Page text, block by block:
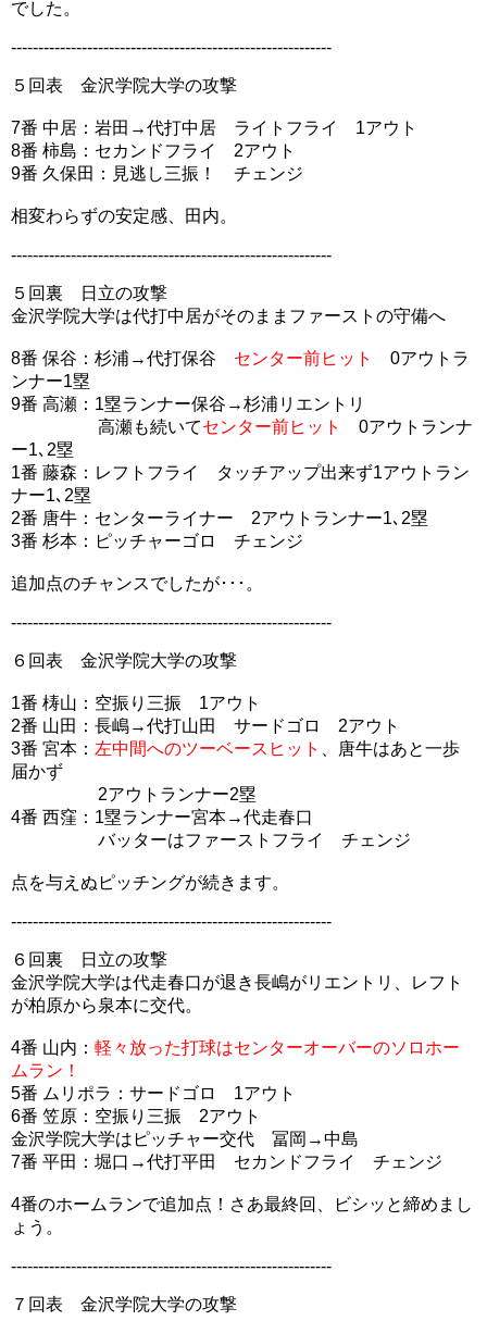
でした。
-----------------------------------------------------------
５回表 金沢学院大学の攻撃
7番 中居：岩田→代打中居 ライトフライ 1アウト
8番 柿島：セカンドフライ 2アウト
9番 久保田：見逃し三振！ チェンジ
相変わらずの安定感、田内。
-----------------------------------------------------------
５回裏 日立の攻撃
金沢学院大学は代打中居がそのままファーストの守備へ
8番 保谷：杉浦→代打保谷 センター前ヒット
0アウトラ
ンナー1塁
9番 高瀬：1塁ランナー保谷→杉浦リエントリ
高瀬も続いてセンター前ヒット
0アウトランナ
ー1､2塁
1番 藤森：レフトフライ タッチアップ出来ず1アウトラン
ナー1､2塁
2番 唐牛：センターライナー 2アウトランナー1､2塁
3番 杉本：ピッチャーゴロ チェンジ
追加点のチャンスでしたが･･･。
-----------------------------------------------------------
６回表 金沢学院大学の攻撃
1番 梼山：空振り三振 1アウト
2番 山田：長嶋→代打山田 サードゴロ 2アウト
3番 宮本： 左中間へのツーベースヒット
、唐牛はあと一歩
届かず
2アウトランナー2塁
4番 西窪：1塁ランナー宮本→代走春口
バッターはファーストフライ チェンジ
点を与えぬピッチングが続きます。
-----------------------------------------------------------
６回裏 日立の攻撃
金沢学院大学は代走春口が退き長嶋がリエントリ、レフト
が柏原から泉本に交代。
4番 山内： 軽々放った打球はセンターオーバーのソロホー
ムラン！
5番 ムリポラ：サードゴロ 1アウト
6番 笠原：空振り三振 2アウト
金沢学院大学はピッチャー交代 冨岡→中島
7番 平田：堀口→代打平田 セカンドフライ チェンジ
4番のホームランで追加点！さあ最終回、ビシッと締めまし
ょう。
-----------------------------------------------------------
７回表 金沢学院大学の攻撃